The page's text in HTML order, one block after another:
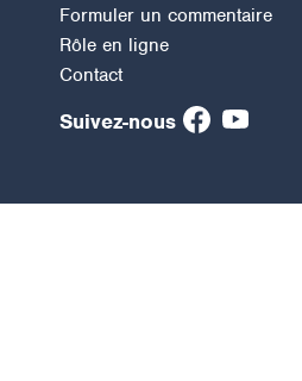
Formuler un commentaire
Rôle en ligne
Contact
Suivez-nous